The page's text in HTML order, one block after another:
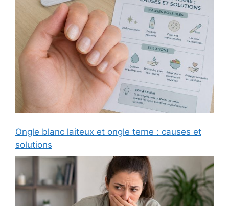
Ongle blanc laiteux et ongle terne : causes et
solutions